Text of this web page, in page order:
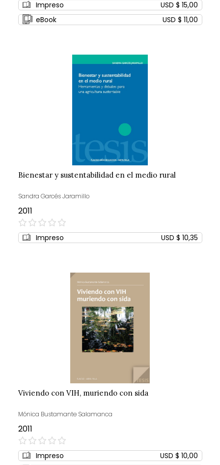
Impreso
USD $ 15,00
eBook
USD $ 11,00
Bienestar y sustentabilidad en el medio rural
Sandra Garcés Jaramillo
2011
0%
Impreso USD $ 10,35
Viviendo con VIH, muriendo con sida
Mónica Bustamante Salamanca
2011
0%
Impreso
USD $ 10,00